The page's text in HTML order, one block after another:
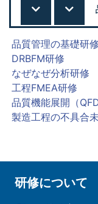
品質管理の基礎研修
DRBFM研修
なぜなぜ分析研修
工程FMEA研修
品質機能展開（
製造工程の不具合
研修について